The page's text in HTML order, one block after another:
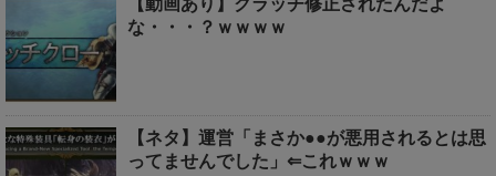
【動画あり】クラッチ修正されたんだよ
な・・・？ｗｗｗｗ
【ネタ】運営「まさか●●が悪用されるとは思
ってませんでした」⇐これｗｗｗ